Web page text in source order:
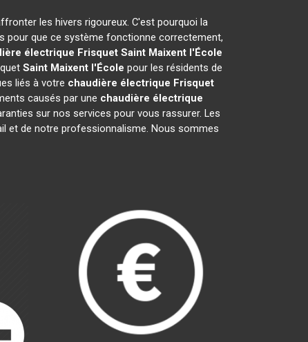
les hivers rigoureux. C'est pourquoi la
pour que ce système fonctionne correctement,
électrique Frisquet Saint Maixent l'École
Saint Maixent l'École pour les résidents de
liés à votre chaudière électrique Frisquet
causés par une chaudière électrique
sur nos services pour vous rassurer. Les
et de notre professionnalisme. Nous sommes